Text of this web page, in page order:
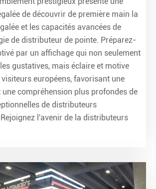
de découvrir de première main la
et les capacités avancées de
de distributeur de pointe. Préparez-
par un affichage qui non seulement
gustatives, mais éclaire et motive
européens, favorisant une
compréhension plus profondes de
de distributeurs
l'avenir de la distributeurs